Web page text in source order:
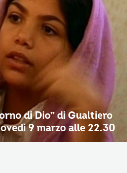
di Dio” di Gualtiero
9 marzo alle 22.30